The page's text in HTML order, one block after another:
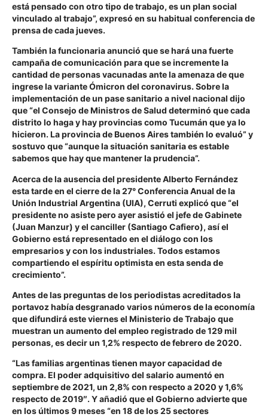
está pensado con otro tipo de trabajo, es un plan social
vinculado al trabajo”, expresó en su habitual conferencia de
prensa de cada jueves.
También la funcionaria anunció que se hará una fuerte
campaña de comunicación para que se incremente la
cantidad de personas vacunadas ante la amenaza de que
ingrese la variante Ómicron del coronavirus. Sobre la
implementación de un pase sanitario a nivel nacional dijo
que “el Consejo de Ministros de Salud determinó que cada
distrito lo haga y hay provincias como Tucumán que ya lo
hicieron. La provincia de Buenos Aires también lo evaluó” y
sostuvo que “aunque la situación sanitaria es estable
sabemos que hay que mantener la prudencia”.
Acerca de la ausencia del presidente Alberto Fernández
esta tarde en el cierre de la 27° Conferencia Anual de la
Unión Industrial Argentina (UIA), Cerruti explicó que “el
presidente no asiste pero ayer asistió el jefe de Gabinete
(Juan Manzur) y el canciller (Santiago Cafiero), así el
Gobierno está representado en el diálogo con los
empresarios y con los industriales. Todos estamos
compartiendo el espíritu optimista en esta senda de
crecimiento”.
Antes de las preguntas de los periodistas acreditados la
portavoz había desgranado varios números de la economía
que difundirá este viernes el Ministerio de Trabajo que
muestran un aumento del empleo registrado de 129 mil
personas, es decir un 1,2% respecto de febrero de 2020.
“Las familias argentinas tienen mayor capacidad de
compra. El poder adquisitivo del salario aumentó en
septiembre de 2021, un 2,8% con respecto a 2020 y 1,6%
respecto de 2019″. Y añadió que el Gobierno advierte que
en los últimos 9 meses “en 18 de los 25 sectores